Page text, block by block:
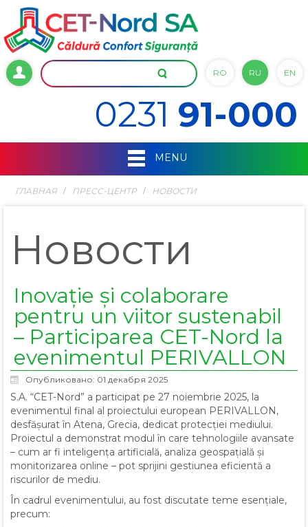
RO RU EN
0231 91-000
MENU
ГЛАВНАЯ ПРЕСС-ЦЕНТР НОВОСТИ
Новости
Inovație și colaborare
pentru un viitor sustenabil
– Participarea CET-Nord la
evenimentul PERIVALLON
Опубликовано: 01 декабря 2025
S.A. “CET-Nord” a participat pe 27 noiembrie 2025, la
evenimentul final al proiectului european PERIVALLON,
desfășurat în Atena, Grecia, dedicat protecției mediului.
Proiectul a demonstrat modul în care tehnologiile avansate
– cum ar fi inteligența artificială, analiza geospațială și
monitorizarea online – pot sprijini gestiunea eficientă a
riscurilor de mediu.
În cadrul evenimentului, au fost discutate teme esențiale,
precum: